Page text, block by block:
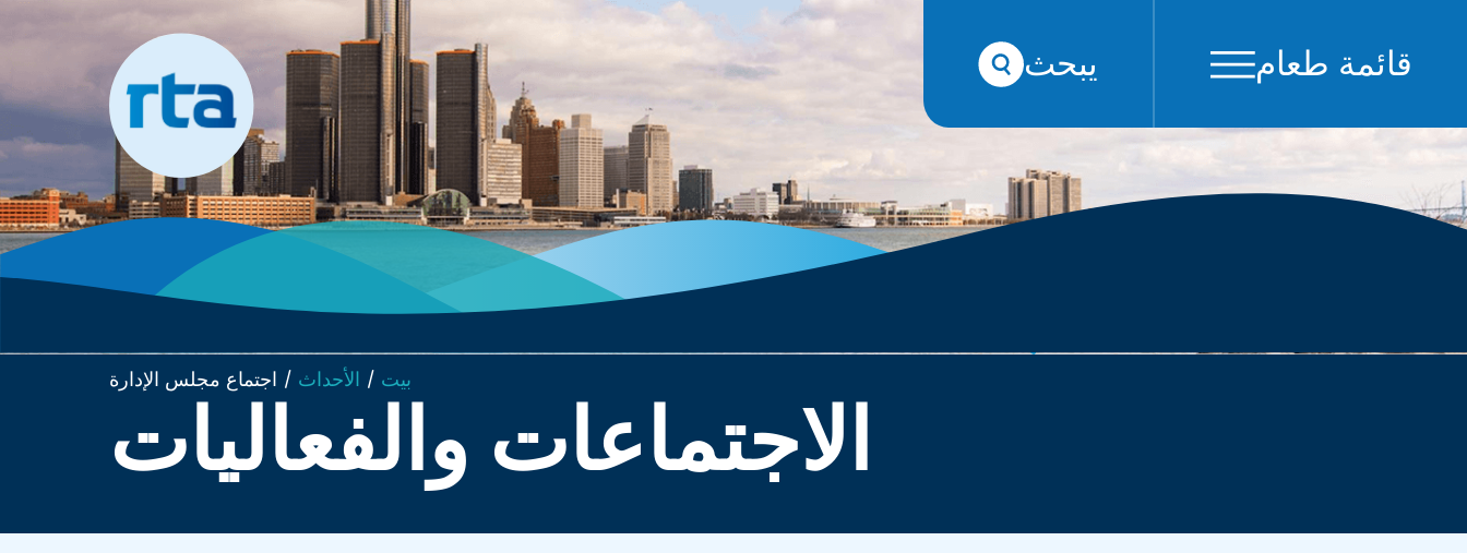
يبحث قائمة طعام
بيت / الأحداث / اجتماع مجلس الإدارة
الاجتماعات والفعاليات